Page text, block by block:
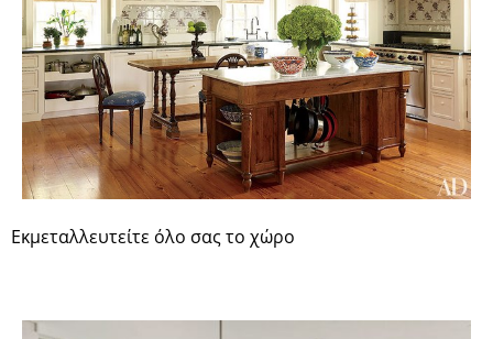
Εκμεταλλευτείτε όλο σας το χώρο